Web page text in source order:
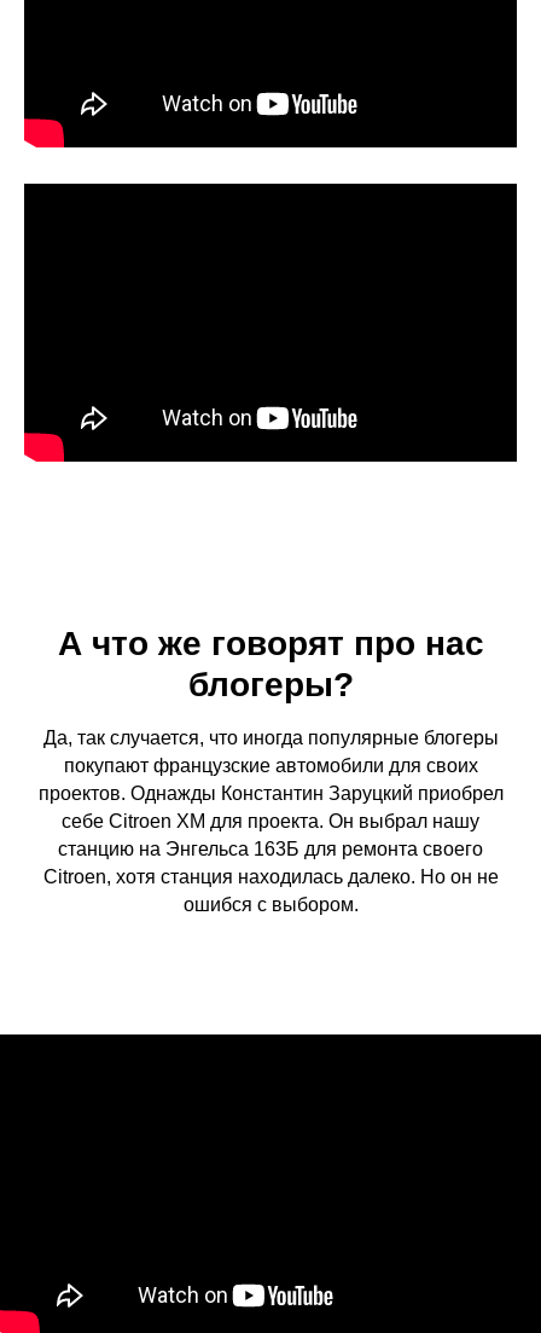
А что же говорят про нас
блогеры?
Да, так случается, что иногда популярные блогеры
покупают французские автомобили для своих
проектов. Однажды Константин Заруцкий приобрел
себе Citroen XM для проекта. Он выбрал нашу
станцию на Энгельса 163Б для ремонта своего
Citroen, хотя станция находилась далеко. Но он не
ошибся с выбором.